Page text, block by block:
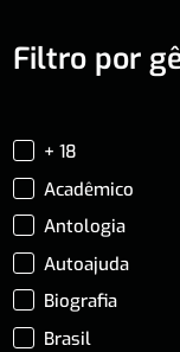
Filtro por
+ 18
Acadêmico
Antologia
Autoajuda
Biografia
Brasil